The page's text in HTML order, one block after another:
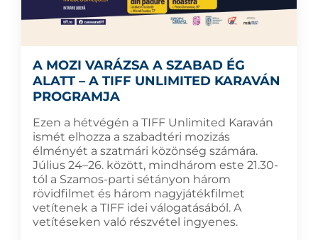
A MOZI VARÁZSA A SZABAD ÉG
ALATT – A TIFF UNLIMITED KARAVÁN
PROGRAMJA
Ezen a hétvégén a TIFF Unlimited Karaván
ismét elhozza a szabadtéri mozizás
élményét a szatmári közönség számára.
Július 24–26. között, mindhárom este 21.30-
tól a Szamos-parti sétányon három
rövidfilmet és három nagyjátékfilmet
vetítenek a TIFF idei válogatásából. A
vetítéseken való részvétel ingyenes.